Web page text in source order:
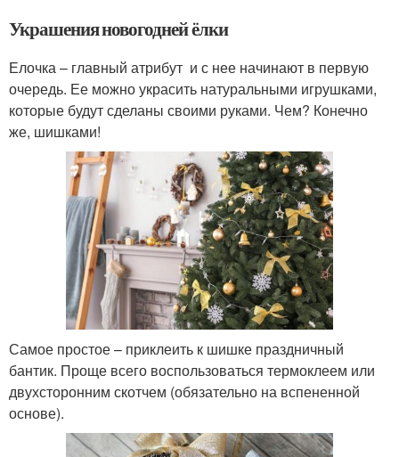
Украшения новогодней ёлки
Елочка – главный атрибут и с нее начинают в первую
очередь. Ее можно украсить натуральными игрушками,
которые будут сделаны своими руками. Чем? Конечно
же, шишками!
Самое простое – приклеить к шишке праздничный
бантик. Проще всего воспользоваться термоклеем или
двухсторонним скотчем (обязательно на вспененной
основе).